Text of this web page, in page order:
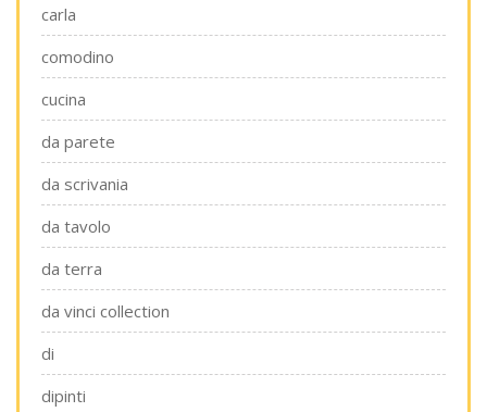
carla
comodino
cucina
da parete
da scrivania
da tavolo
da terra
da vinci collection
di
dipinti